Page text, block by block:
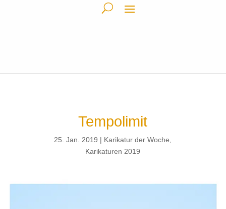
Tempolimit
25. Jan. 2019 Karikatur der Woche
Karikaturen 2019